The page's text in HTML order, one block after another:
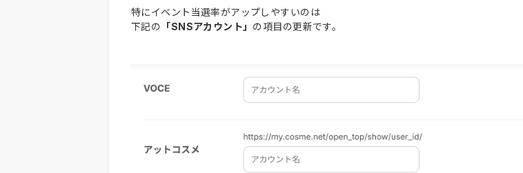
特にイベント当選率がアップしやすいのは
下記の 「SNSアカウント」 の項目の更新です。